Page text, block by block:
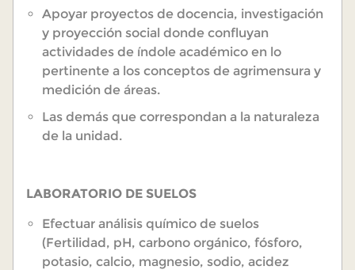
Apoyar proyectos de docencia, investigación
y proyección social donde confluyan
actividades de índole académico en lo
pertinente a los conceptos de agrimensura y
medición de áreas.
Las demás que correspondan a la naturaleza
de la unidad.
LABORATORIO DE SUELOS
Efectuar análisis químico de suelos
(Fertilidad, pH, carbono orgánico, fósforo,
potasio, calcio, magnesio, sodio, acidez